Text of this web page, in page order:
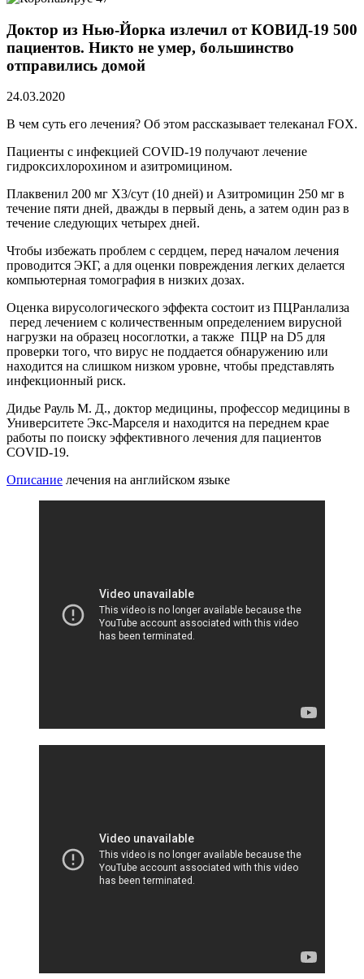
Доктор из Нью-Йорка излечил от КОВИД-19 500
пациентов. Никто не умер, большинство
отправились домой
24.03.2020
В чем суть его лечения? Об этом рассказывает телеканал FOX.
Пациенты с инфекцией COVID-19 получают лечение
гидроксихлорохином и азитромицином.
Плаквенил 200 мг Х3/сут (10 дней) и Азитромицин 250 мг в
течение пяти дней, дважды в первый день, а затем один раз в
течение следующих четырех дней.
Чтобы избежать проблем с сердцем, перед началом лечения
проводится ЭКГ, а для оценки повреждения легких делается
компьютерная томография в низких дозах.
Оценка вирусологического эффекта состоит из ПЦРанлализа
перед лечением с количественным определением вирусной
нагрузки на образец носоглотки, а также ПЦР на D5 для
проверки того, что вирус не поддается обнаружению или
находится на слишком низком уровне, чтобы представлять
инфекционный риск.
Дидье Рауль М. Д., доктор медицины, профессор медицины в
Университете Экс-Марселя и находится на переднем крае
работы по поиску эффективного лечения для пациентов
COVID-19.
Описание лечения на английском языке